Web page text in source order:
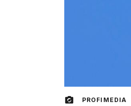
PROFIMEDIA